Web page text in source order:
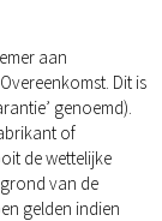
aan
Dit is
genoemd).
of
de wettelijke
van de
gelden indien